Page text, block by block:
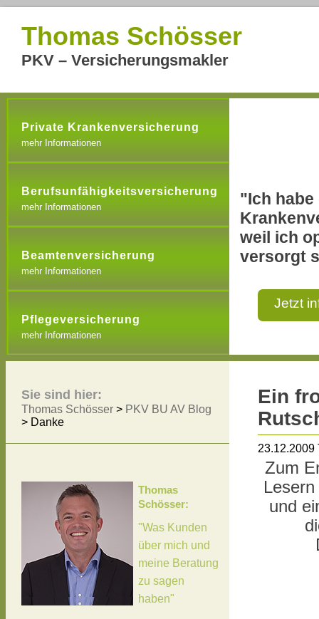
Thomas Schösser
PKV – Versicherungsmakler
Private Krankenversicherung
mehr Informationen
Berufsunfähigkeitsversicherung
mehr Informationen
Beamtenversicherung
mehr Informationen
Pflegeversicherung
mehr Informationen
"Ich habe
weil ich
versorgt
Jetzt
Ein
23.12.2009
Zum
und
Sie sind hier:
Thomas Schösser > PKV BU AV Blog
> Danke
Thomas
Schösser:
"Was Kunden
über mich und
meine Beratung
zu sagen
haben"